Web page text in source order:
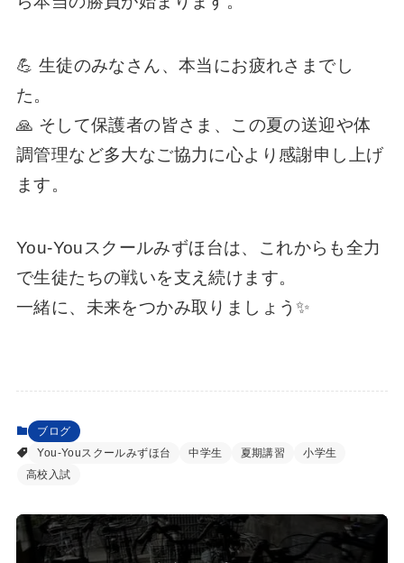
💪 生徒のみなさん、本当にお疲れさまでし
た。
🙏 そして保護者の皆さま、この夏の送迎や体
調管理など多大なご協力に心より感謝申し上げ
ます。
You-Youスクールみずほ台は、これからも全力
で生徒たちの戦いを支え続けます。
一緒に、未来をつかみ取りましょう✨
ブログ
You-Youスクールみずほ台
中学生 夏期講習
小学生
高校入試